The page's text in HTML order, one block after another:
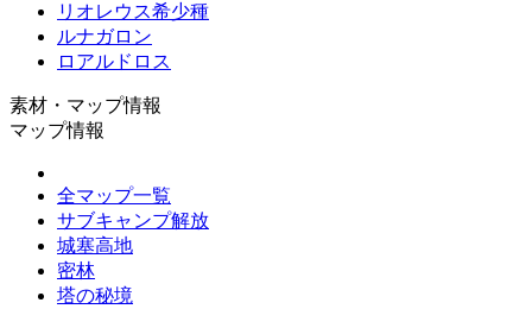
リオレウス希少種
ルナガロン
ロアルドロス
素材・マップ情報
マップ情報
全マップ一覧
サブキャンプ解放
城塞高地
密林
塔の秘境